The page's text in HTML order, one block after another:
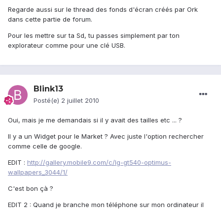
Regarde aussi sur le thread des fonds d'écran créés par Ork
dans cette partie de forum.
Pour les mettre sur ta Sd, tu passes simplement par ton
explorateur comme pour une clé USB.
Blink13
Posté(e) 2 juillet 2010
Oui, mais je me demandais si il y avait des tailles etc ... ?
Il y a un Widget pour le Market ? Avec juste l'option rechercher
comme celle de google.
EDIT : http://gallery.mobile9.com/c/lg-gt540-optimus-
wallpapers_3044/1/
C'est bon çà ?
EDIT 2 : Quand je branche mon téléphone sur mon ordinateur il